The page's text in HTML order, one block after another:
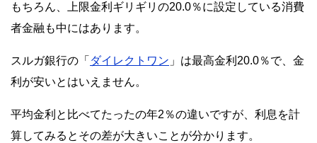
もちろん、上限金利ギリギリの20.0％に設定している消費
者金融も中にはあります。
スルガ銀行の「 ダイレクトワン 」は最高金利20.0％で、金
利が安いとはいえません。
平均金利と比べてたったの年2％の違いですが、利息を計
算してみるとその差が大きいことが分かります。